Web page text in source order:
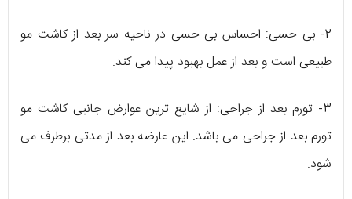
2- بی حسی: احساس بی حسی در ناحیه سر بعد از کاشت مو
طبیعی است و بعد از عمل بهبود پیدا می کند.
3- تورم بعد از جراحی: از شایع ترین عوارض جانبی کاشت مو
تورم بعد از جراحی می باشد. این عارضه بعد از مدتی برطرف می
شود.